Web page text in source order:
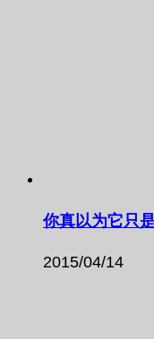
你真以为它只
2015/04/14